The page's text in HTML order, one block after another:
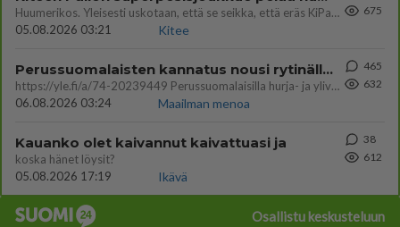
Huumerikos. Yleisesti uskotaan, että se seikka, että eräs KiPan pelaaja kärähtää huumeista, on vain jäävuoren huippu. M
05.08.2026 03:21
Kitee
675
Perussuomalaisten kannatus nousi rytinällä Ylen tänään julkaisemassa tuoreimmassa gallup-kyselyssä.
https://yle.fi/a/74-20239449 Perussuomalaisilla hurja- ja ylivoimaisesti suurin nousu tässä uudessa Ylen gallupissa. Kyl
06.08.2026 03:24
Maailman menoa
465
632
Kauanko olet kaivannut kaivattuasi ja
koska hänet löysit?
05.08.2026 17:19
Ikävä
38
612
Osallistu keskusteluun